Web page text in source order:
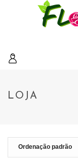
LOJA